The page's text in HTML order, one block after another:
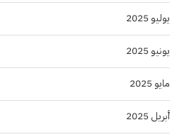
يوليو 2025
يونيو 2025
مايو 2025
أبريل 2025